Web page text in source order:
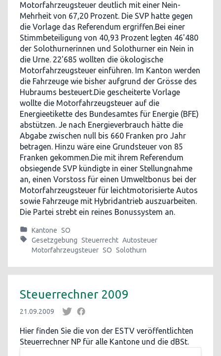
Motorfahrzeugsteuer deutlich mit einer Nein-
Mehrheit von 67,20 Prozent. Die SVP hatte gegen
die Vorlage das Referendum ergriffen.Bei einer
Stimmbeteiligung von 40,93 Prozent legten 46'480
der Solothurnerinnen und Solothurner ein Nein in
die Urne. 22'685 wollten die ökologische
Motorfahrzeugsteuer einführen. Im Kanton werden
die Fahrzeuge wie bisher aufgrund der Grösse des
Hubraums besteuert.Die gescheiterte Vorlage
wollte die Motorfahrzeugsteuer auf die
Energieetikette des Bundesamtes für Energie (BFE)
abstützen. Je nach Energieverbrauch hätte die
Abgabe zwischen null bis 660 Franken pro Jahr
betragen. Hinzu wäre eine Grundsteuer von 85
Franken gekommen.Die mit ihrem Referendum
obsiegende SVP kündigte in einer Stellungnahme
an, einen Vorstoss für einen Umweltbonus bei der
Motorfahrzeugsteuer für leichtmotorisierte Autos
sowie Fahrzeuge mit Hybridantrieb auszuarbeiten.
Die Partei strebt ein reines Bonussystem an.
Kantone SO
Gesetzgebung Steuerrecht Autosteuer
Motorfahrzeugsteuer SO Solothurn
Steuerrechner 2009
21.09.2009
Hier finden Sie die von der ESTV veröffentlichten
Steuerrechner NP für alle Kantone und die dBSt.